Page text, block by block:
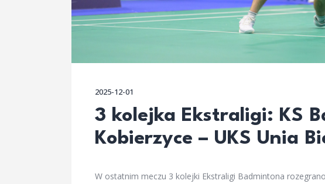
2025-12-01
3 kolejka Ekstraligi: KS
Kobierzyce – UKS Unia
W ostatnim meczu 3 kolejki Ekstraligi Badmintona